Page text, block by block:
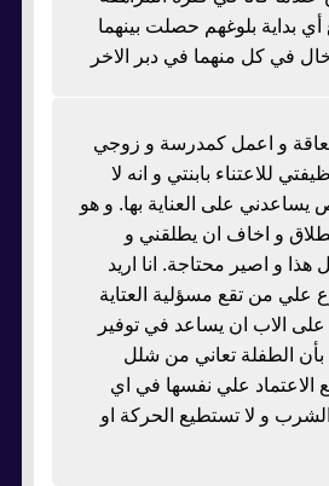
بداية بلوغهم حصلت بينهما
في كل منهما في دبر الاخر
و اعمل كمدرسة و زوجي
للاعتناء بابنتي و انه لا
يساعدني على العناية بها. و هو
و اخاف ان يطلقني و
و اصير محتاجة. انا اريد
من تقع مسؤلية العتاية
على الاب ان يساعد في توفير
بأن الطفلة تعاني من شلل
الاعتماد علي نفسها في اي
و لا تستطيع الحركة او